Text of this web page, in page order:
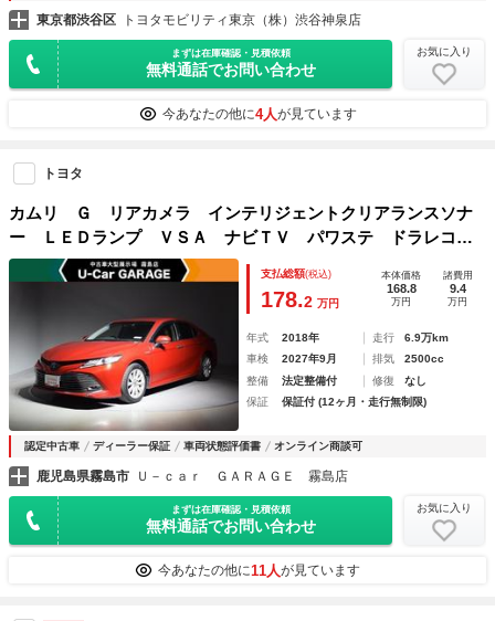
東京都渋谷区 トヨタモビリティ東京（株）渋谷神泉店
まずは在庫確認・見積依頼
無料通話でお問い合わせ
お気に入り
今あなたの他に4人が見ています
トヨタ
カムリ Ｇ リアカメラ インテリジェントクリアランスソナ
ー ＬＥＤランプ ＶＳＡ ナビＴＶ パワステ ドラレコ付
き パワーウィンドウ パワーシート エアバッグ オ－トエ
アコン ＡＢＳ 点検記録簿 アルミ
支払総額(税込)
178.2 万円
本体価格
168.8
万円
諸費用
9.4
万円
年式 2018年 走行
6.9万km
車検
2027年9月 排気
2500cc
整備
法定整備付 修復
なし
保証
保証付 (12ヶ月・走行無制限)
認定中古車 ディーラー保証 車両状態評価書 オンライン商談可
鹿児島県霧島市 Ｕ－ｃａｒ ＧＡＲＡＧＥ 霧島店
まずは在庫確認・見積依頼
無料通話でお問い合わせ
お気に入り
今あなたの他に11人が見ています